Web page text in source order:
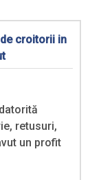
croitorii in
retusuri,
un profit